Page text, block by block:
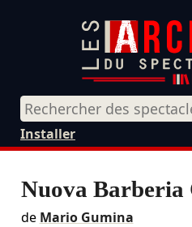
Installer
Nuova Barberia
de Mario Gumina